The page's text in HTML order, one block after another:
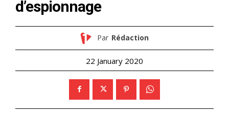
d’espionnage
Par Rédaction
22 January 2020